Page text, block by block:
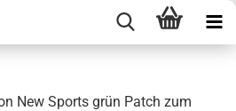
New Sports grün Patch zum